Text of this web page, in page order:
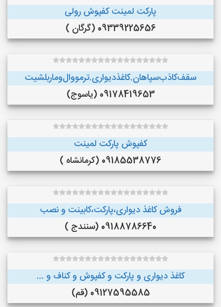
پارکت لمینت کفپوش رولی
09339225656 (گرگان )
سقف‌کاذب‌سپاهان‌.کاغذ‌دیواری.ترمووال‌و‌ماربلشیت
09178419653 (یاسوج)
کفپوش پارکت لمینت
09185538776 (کرمانشاه )
فروش کاغذ دیواری،پارکت،کابینت و نصب
09188786640 (سنندج )
کاغذ دیواری و پارکت و کفپوش و کناف و ...
09127595585 (قم)